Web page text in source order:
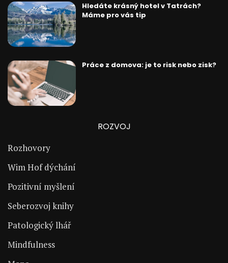
Hledáte krásný hotel v Tatrách?
Máme pro vás tip
Práce z domova: je to risk nebo zisk?
ROZVOJ
Rozhovory
Wim Hof dýchání
Pozitivní myšlení
Seberozvoj knihy
Patologický lhář
Mindfulness